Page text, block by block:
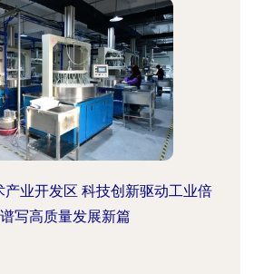
业开发区 科技创新驱动工业倍
写高质量发展新篇